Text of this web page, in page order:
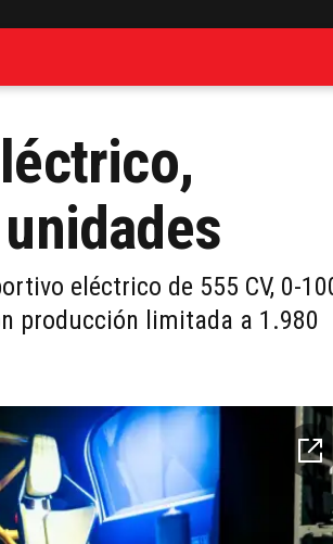
eléctrico de 555 CV, 0-
producción limitada a 1.980